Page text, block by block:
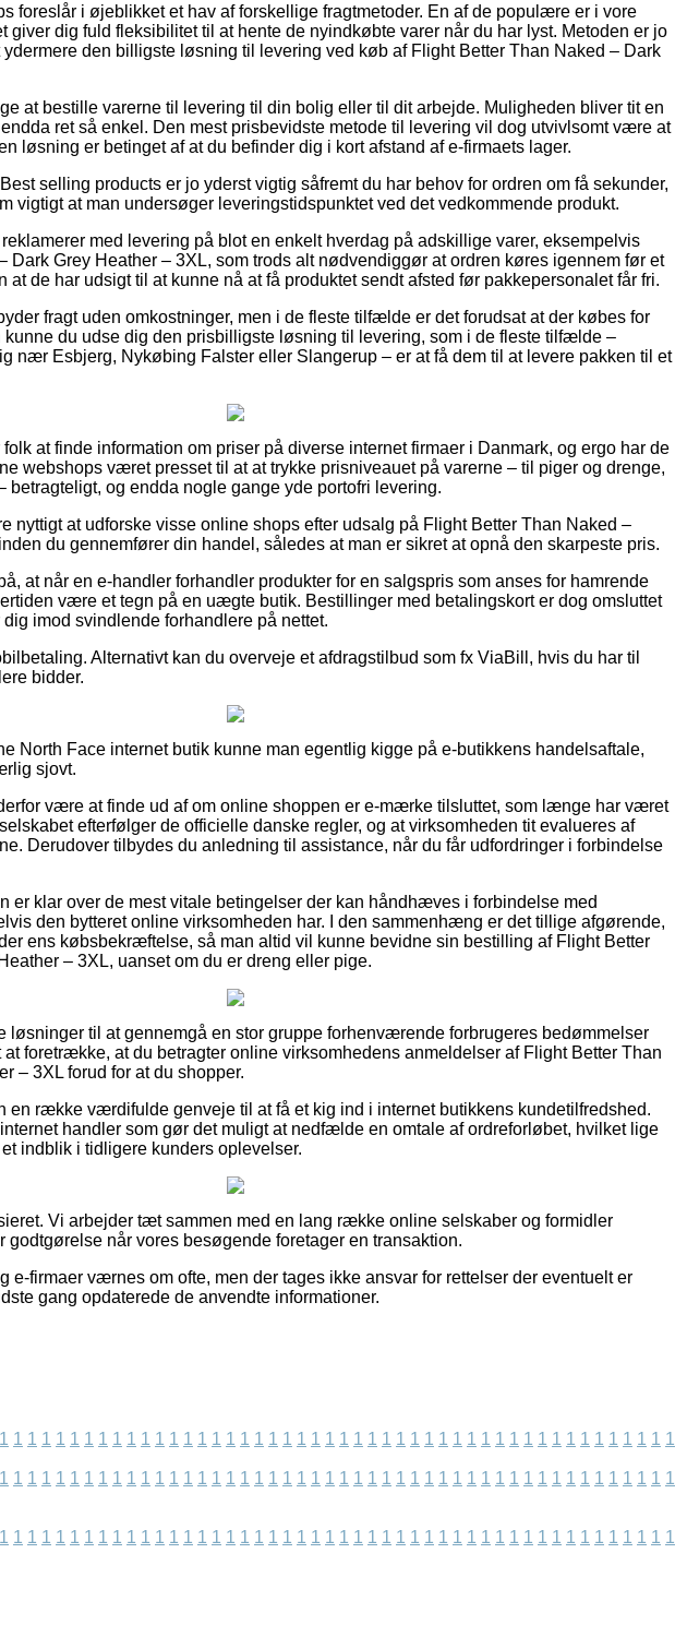
foreslår i øjeblikket et hav af forskellige fragtmetoder. En af de populære er i vore
giver dig fuld fleksibilitet til at hente de nyindkøbte varer når du har lyst. Metoden er jo
den billigste løsning til levering ved køb af Flight Better Than Naked – Dark
at bestille varerne til levering til din bolig eller til dit arbejde. Muligheden bliver tit en
ret så enkel. Den mest prisbevidste metode til levering vil dog utvivlsomt være at
løsning er betinget af at du befinder dig i kort afstand af e-firmaets lager.
selling products er jo yderst vigtig såfremt du har behov for ordren om få sekunder,
vigtigt at man undersøger leveringstidspunktet ved det vedkommende produkt.
med levering på blot en enkelt hverdag på adskillige varer, eksempelvis
Dark Grey Heather – 3XL, som trods alt nødvendiggør at ordren køres igennem før et
de har udsigt til at kunne nå at få produktet sendt afsted før pakkepersonalet får fri.
fragt uden omkostninger, men i de fleste tilfælde er det forudsat at der købes for
kunne du udse dig den prisbilligste løsning til levering, som i de fleste tilfælde –
nær Esbjerg, Nykøbing Falster eller Slangerup – er at få dem til at levere pakken til et
at finde information om priser på diverse internet firmaer i Danmark, og ergo har de
webshops været presset til at at trykke prisniveauet på varerne – til piger og drenge,
betragteligt, og endda nogle gange yde portofri levering.
nyttigt at udforske visse online shops efter udsalg på Flight Better Than Naked –
du gennemfører din handel, således at man er sikret at opnå den skarpeste pris.
at når en e-handler forhandler produkter for en salgspris som anses for hamrende
være et tegn på en uægte butik. Bestillinger med betalingskort er dog omsluttet
imod svindlende forhandlere på nettet.
Alternativt kan du overveje et afdragstilbud som fx ViaBill, hvis du har til
bidder.
North Face internet butik kunne man egentlig kigge på e-butikkens handelsaftale,
sjovt.
være at finde ud af om online shoppen er e-mærke tilsluttet, som længe har været
efterfølger de officielle danske regler, og at virksomheden tit evalueres af
Derudover tilbydes du anledning til assistance, når du får udfordringer i forbindelse
er klar over de mest vitale betingelser der kan håndhæves i forbindelse med
den bytteret online virksomheden har. I den sammenhæng er det tillige afgørende,
ens købsbekræftelse, så man altid vil kunne bevidne sin bestilling af Flight Better
– 3XL, uanset om du er dreng eller pige.
løsninger til at gennemgå en stor gruppe forhenværende forbrugeres bedømmelser
at foretrække, at du betragter online virksomhedens anmeldelser af Flight Better Than
– 3XL forud for at du shopper.
en række værdifulde genveje til at få et kig ind i internet butikkens kundetilfredshed.
handler som gør det muligt at nedfælde en omtale af ordreforløbet, hvilket lige
indblik i tidligere kunders oplevelser.
Vi arbejder tæt sammen med en lang række online selskaber og formidler
godtgørelse når vores besøgende foretager en transaktion.
e-firmaer værnes om ofte, men der tages ikke ansvar for rettelser der eventuelt er
gang opdaterede de anvendte informationer.
1 1 1 1 1 1 1 1 1 1 1 1 1 1 1 1 1 1 1 1 1 1 1 1 1 1 1 1 1 1 1 1 1 1 1 1 1 1 1 1 1 1 1 1 1 1 1 1
1 1 1 1 1 1 1 1 1 1 1 1 1 1 1 1 1 1 1 1 1 1 1 1 1 1 1 1 1 1 1 1 1 1 1 1 1 1 1 1 1 1 1 1 1 1 1 1
1 1 1 1 1 1 1 1 1 1 1 1 1 1 1 1 1 1 1 1 1 1 1 1 1 1 1 1 1 1 1 1 1 1 1 1 1 1 1 1 1 1 1 1 1 1 1 1